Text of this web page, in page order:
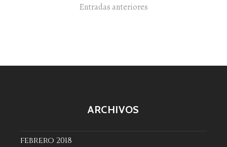
NavegaciónEntradas anteriores
ARCHIVOS
febrero 2018